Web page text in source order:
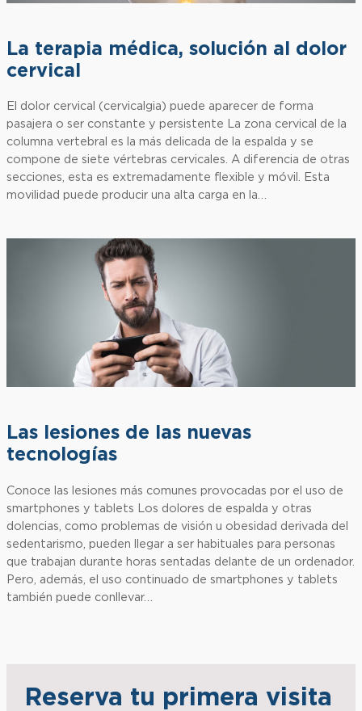
La terapia médica, solución al dolor
cervical
El dolor cervical (cervicalgia) puede aparecer de forma
pasajera o ser constante y persistente La zona cervical de la
columna vertebral es la más delicada de la espalda y se
compone de siete vértebras cervicales. A diferencia de otras
secciones, esta es extremadamente flexible y móvil. Esta
movilidad puede producir una alta carga en la…
Las lesiones de las nuevas
tecnologías
Conoce las lesiones más comunes provocadas por el uso de
smartphones y tablets Los dolores de espalda y otras
dolencias, como problemas de visión u obesidad derivada del
sedentarismo, pueden llegar a ser habituales para personas
que trabajan durante horas sentadas delante de un ordenador.
Pero, además, el uso continuado de smartphones y tablets
también puede conllevar…
Reserva tu primera visita